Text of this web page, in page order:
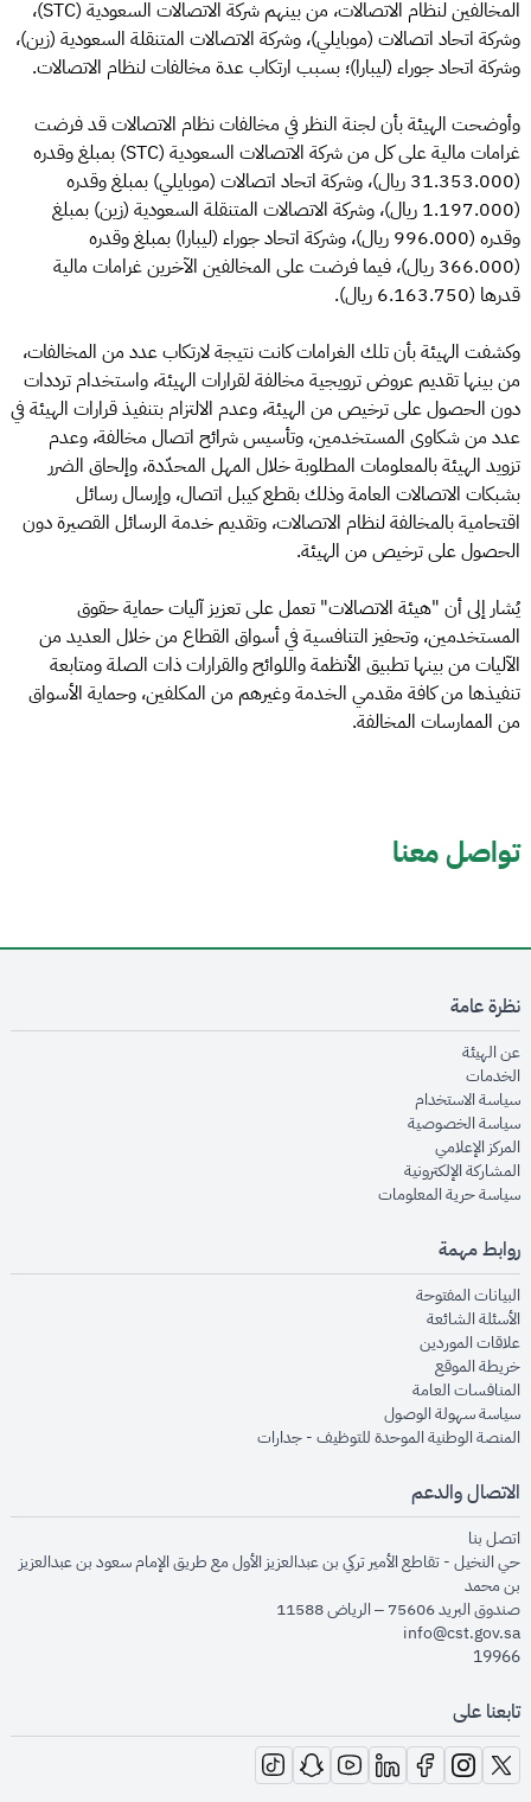
المخالفين لنظام الاتصالات، من بينهم شركة الاتصالات السعودية (STC)،
وشركة اتحاد اتصالات (موبايلي)، وشركة الاتصالات المتنقلة السعودية (زين)،
وشركة اتحاد جوراء (ليبارا)؛ بسبب ارتكاب عدة مخالفات لنظام الاتصالات.
وأوضحت الهيئة بأن لجنة النظر في مخالفات نظام الاتصالات قد فرضت
غرامات مالية على كل من شركة الاتصالات السعودية (STC) بمبلغ وقدره
(31.353.000 ريال)، وشركة اتحاد اتصالات (موبايلي) بمبلغ وقدره
(1.197.000 ريال)، وشركة الاتصالات المتنقلة السعودية (زين) بمبلغ
وقدره (996.000 ريال)، وشركة اتحاد جوراء (ليبارا) بمبلغ وقدره
(366.000 ريال)، فيما فرضت على المخالفين الآخرين غرامات مالية
قدرها (6.163.750 ريال).
وكشفت الهيئة بأن تلك الغرامات كانت نتيجة لارتكاب عدد من المخالفات،
من بينها تقديم عروض ترويجية مخالفة لقرارات الهيئة، واستخدام ترددات
دون الحصول على ترخيص من الهيئة، وعدم الالتزام بتنفيذ قرارات الهيئة في
عدد من شكاوى المستخدمين، وتأسيس شرائح اتصال مخالفة، وعدم
تزويد الهيئة بالمعلومات المطلوبة خلال المهل المحدّدة، وإلحاق الضرر
بشبكات الاتصالات العامة وذلك بقطع كيبل اتصال، وإرسال رسائل
اقتحامية بالمخالفة لنظام الاتصالات، وتقديم خدمة الرسائل القصيرة دون
الحصول على ترخيص من الهيئة.
يُشار إلى أن "هيئة الاتصالات" تعمل على تعزيز آليات حماية حقوق
المستخدمين، وتحفيز التنافسية في أسواق القطاع من خلال العديد من
الآليات من بينها تطبيق الأنظمة واللوائح والقرارات ذات الصلة ومتابعة
تنفيذها من كافة مقدمي الخدمة وغيرهم من المكلفين، وحماية الأسواق
من الممارسات المخالفة.
تواصل معنا
نظرة عامة
عن الهيئةopens in new window
الخدماتopens in new window
سياسة الاستخدام
سياسة الخصوصيةopens in new window
المركز الإعلاميopens in new window
المشاركة الإلكترونيةopens in new window
سياسة حرية المعلوماتopens in new window
روابط مهمة
البيانات المفتوحةopens in new window
الأسئلة الشائعةopens in new window
علاقات الموردينopens in new window
خريطة الموقعopens in new window
المنافسات العامةopens in new window
سياسة سهولة الوصولopens in new window
المنصة الوطنية الموحدة للتوظيف - جداراتopens in new window
الاتصال والدعم
اتصل بنا
حي النخيل - تقاطع الأمير تركي بن عبدالعزيز الأول مع طريق الإمام سعود بن عبدالعزيز
بن محمد
صندوق البريد 75606 – الرياض 11588
info@cst.gov.sa
19966
تابعنا على
opens in new window
opens in new window
opens in new window
opens in new window
opens in new window
opens in new window
opens in new window